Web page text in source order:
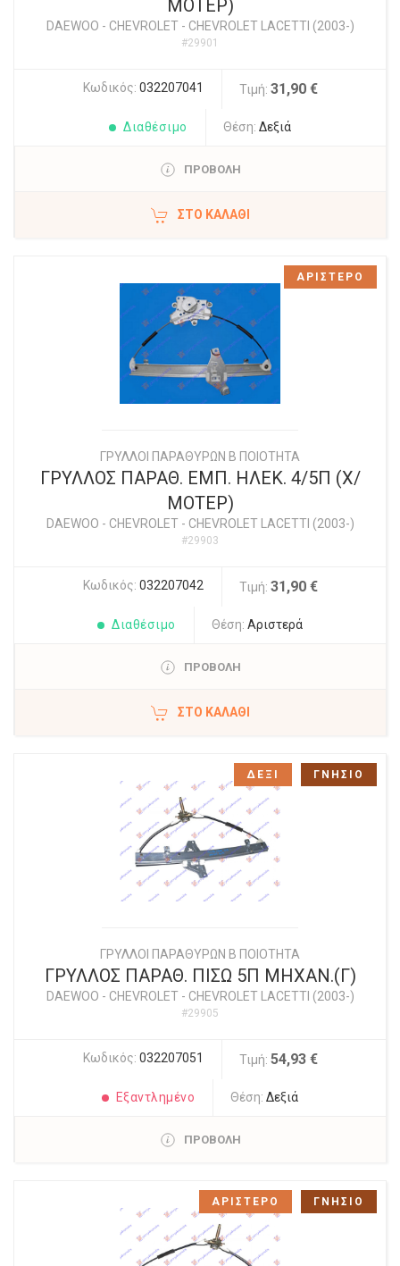
ΜΟΤΕΡ)
DAEWOO - CHEVROLET- CHEVROLET LACETTI (2003-)
#29901
Κωδικός: 032207041 Τιμή: 31,90 €
Διαθέσιμο Θέση: Δεξιά
ΠΡΟΒΟΛΗ
ΣΤΟ ΚΑΛΆΘΙ
ΓΡΥΛΛΟΙ ΠΑΡΑΘΥΡΩΝ Β ΠΟΙΟΤΗΤΑ
ΓΡΥΛΛΟΣ ΠΑΡΑΘ. ΕΜΠ. ΗΛΕΚ. 4/5Π (Χ/
ΜΟΤΕΡ)
DAEWOO - CHEVROLET- CHEVROLET LACETTI (2003-)
#29903
Κωδικός: 032207042 Τιμή: 31,90 €
Διαθέσιμο Θέση: Αριστερά
ΠΡΟΒΟΛΗ
ΣΤΟ ΚΑΛΆΘΙ
ΑΡΙΣΤΕΡΟ
ΓΡΥΛΛΟΙ ΠΑΡΑΘΥΡΩΝ Β ΠΟΙΟΤΗΤΑ
ΓΡΥΛΛΟΣ ΠΑΡΑΘ. ΠΙΣΩ 5Π ΜΗΧΑΝ.(Γ)
DAEWOO - CHEVROLET- CHEVROLET LACETTI (2003-)
#29905
Κωδικός: 032207051 Τιμή: 54,93 €
Εξαντλημένο Θέση:Δεξιά
ΠΡΟΒΟΛΗ
ΔΕΞΙ ΓΝΗΣΙΟ
ΑΡΙΣΤΕΡΟ ΓΝΗΣΙΟ